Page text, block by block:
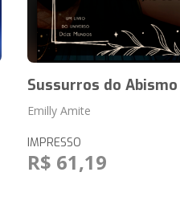
Sussurros do Abismo
Emilly Amite
IMPRESSO
R$ 61,19